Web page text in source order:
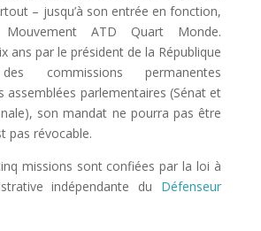
– jusqu’à son entrée en fonction,
ATD Quart Monde.
ans par le président de la République
commissions permanentes
assemblées parlementaires (Sénat et
son mandat ne pourra pas être
pas révocable.
missions sont confiées par la loi à
indépendante du Défenseur